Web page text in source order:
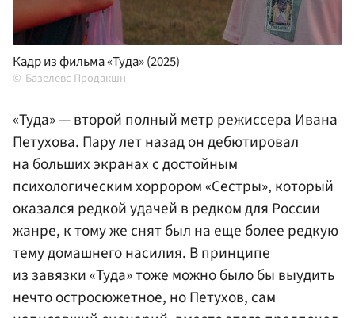
Кадр из фильма «Туда» (2025)
Базелевс Продакшн
«Туда» — второй полный метр режиссера Ивана
Петухова. Пару лет назад он дебютировал
на больших экранах с достойным
психологическим хоррором «Сестры», который
оказался редкой удачей в редком для России
жанре, к тому же снят был на еще более редкую
тему домашнего насилия. В принципе
из завязки «Туда» тоже можно было бы выудить
нечто остросюжетное, но Петухов, сам